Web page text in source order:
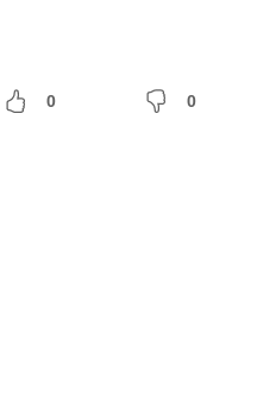
0 0